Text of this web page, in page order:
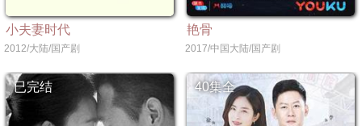
小夫妻时代
2012/大陆/国产剧
艳骨
2017/中国大陆/国产剧
已完结 40集全